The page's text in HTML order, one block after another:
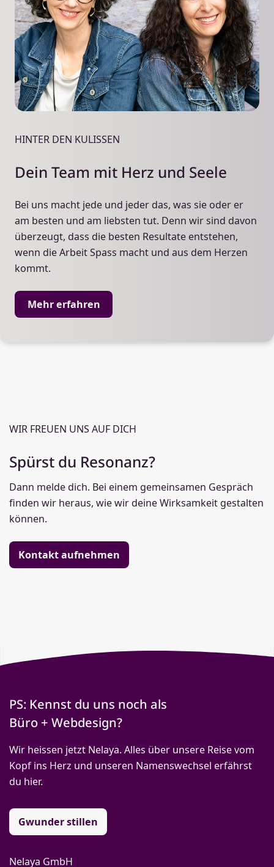
HINTER DEN KULISSEN
Dein Team mit Herz und Seele
Bei uns macht jede und jeder das, was sie oder er
am besten und am liebsten tut. Denn wir sind davon
überzeugt, dass die besten Resultate entstehen,
wenn die Arbeit Spass macht und aus dem Herzen
kommt.
Mehr erfahren
WIR FREUEN UNS AUF DICH
Spürst du Resonanz?
Dann melde dich. Bei einem gemeinsamen Gespräch
finden wir heraus, wie wir deine Wirksamkeit gestalten
können.
Kontakt aufnehmen
PS: Kennst du uns noch als
Büro + Webdesign?
Wir heissen jetzt Nelaya. Alles über unsere Reise vom
Kopf ins Herz und unseren Namenswechsel erfährst
du hier.
Gwunder stillen
Nelaya GmbH